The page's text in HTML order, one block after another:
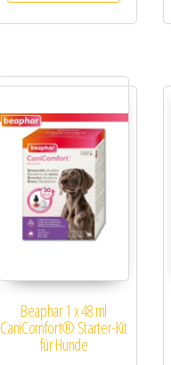
Beaphar 1 x 48 ml
CaniComfort® Starter-Kit
für Hunde